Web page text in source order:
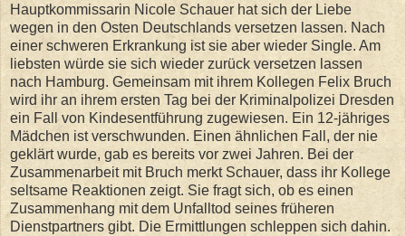
Hauptkommissarin Nicole Schauer hat sich der Liebe
wegen in den Osten Deutschlands versetzen lassen. Nach
einer schweren Erkrankung ist sie aber wieder Single. Am
liebsten würde sie sich wieder zurück versetzen lassen
nach Hamburg. Gemeinsam mit ihrem Kollegen Felix Bruch
wird ihr an ihrem ersten Tag bei der Kriminalpolizei Dresden
ein Fall von Kindesentführung zugewiesen. Ein 12-jähriges
Mädchen ist verschwunden. Einen ähnlichen Fall, der nie
geklärt wurde, gab es bereits vor zwei Jahren. Bei der
Zusammenarbeit mit Bruch merkt Schauer, dass ihr Kollege
seltsame Reaktionen zeigt. Sie fragt sich, ob es einen
Zusammenhang mit dem Unfalltod seines früheren
Dienstpartners gibt. Die Ermittlungen schleppen sich dahin.